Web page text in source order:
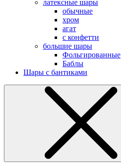
латексные шары
обычные
хром
агат
с конфетти
большие шары
Фольгированные
Баблы
Шары с бантиками